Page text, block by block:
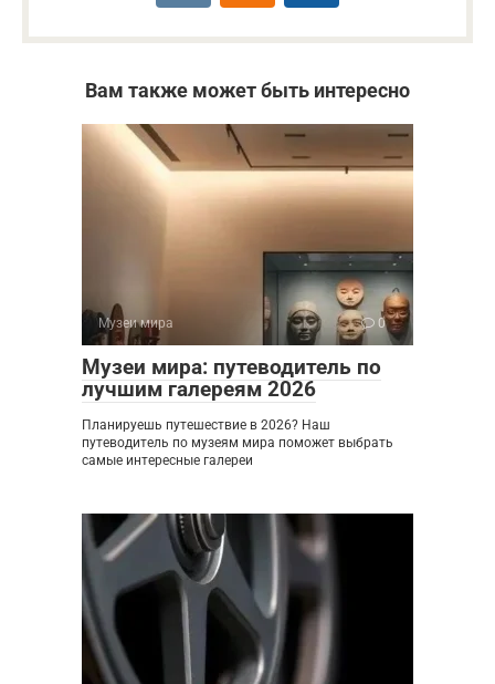
Вам также может быть интересно
Музеи мира 0
Музеи мира: путеводитель по
лучшим галереям 2026
Планируешь путешествие в 2026? Наш
путеводитель по музеям мира поможет выбрать
самые интересные галереи